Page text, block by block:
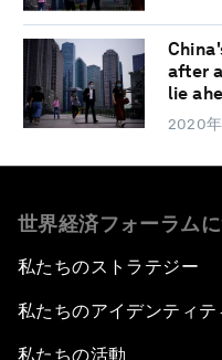
after
lie
2020
世界経済フォーラム
私たちのストラテジー
私たちのアイデンティテ
私たちの活動